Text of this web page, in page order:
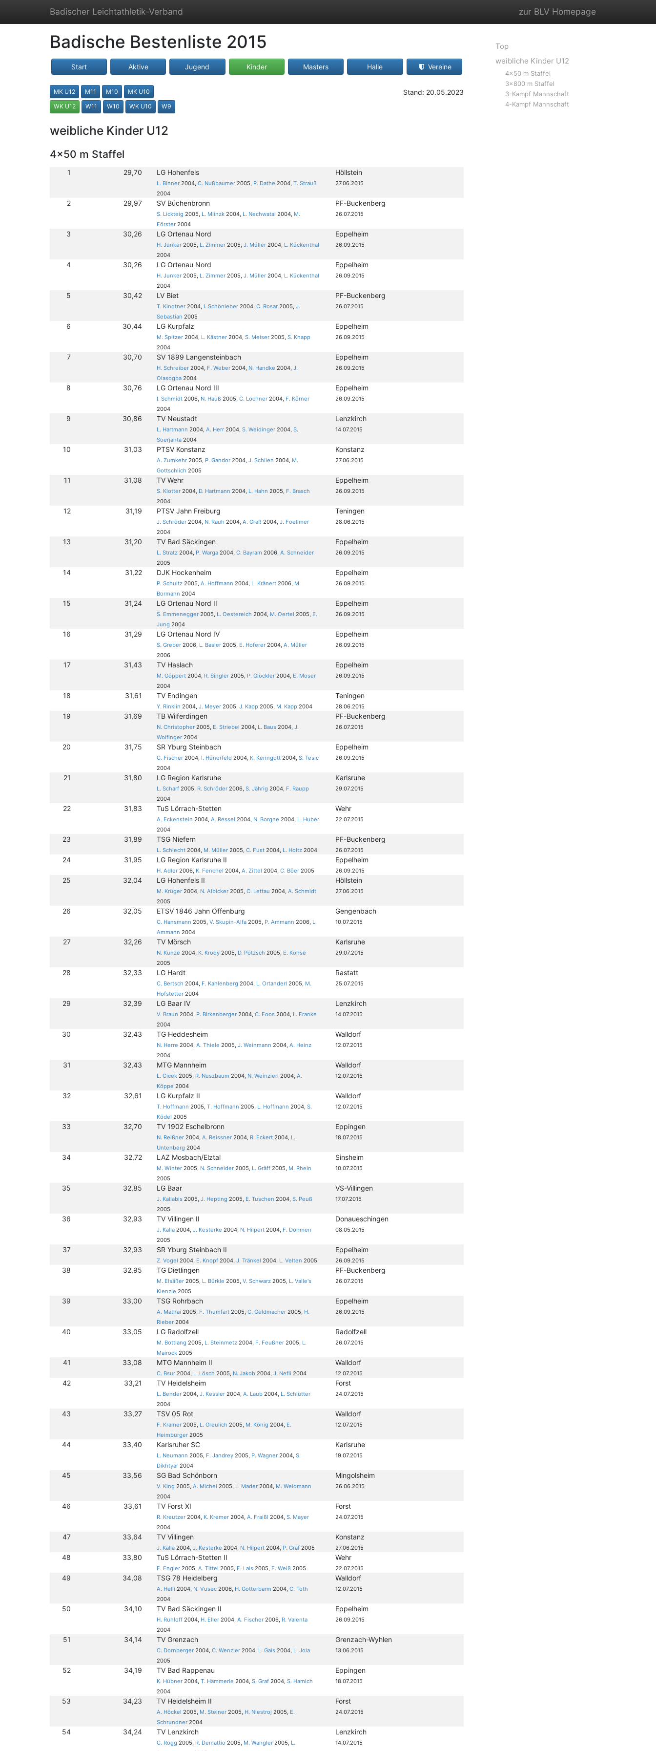
Badischer Leichtathletik-Verband zur BLV Homepage
Badische Bestenliste 2015
Start Aktive Jugend Kinder Masters Halle Vereine
Stand: 20.05.2023
MK U12 M11 M10 MK U10
WK U12 W11 W10 WK U10 W9
weibliche Kinder U12
4x50 m Staffel
1 29,70 LG Hohenfels
L. Binner 2004,C. Nußbaumer 2005, P. Dathe 2004,T. Strauß
2004
Höllstein
27.06.2015
2 29,97 SV Büchenbronn
S. Lickteig 2005, L. Mlinzk 2004, L. Nechwatal 2004, M.
Förster 2004
PF-Buckenberg
26.07.2015
3 30,26 LG Ortenau Nord
H. Junker 2005, L. Zimmer 2005,J. Müller 2004, L. Kückenthal
2004
Eppelheim
26.09.2015
4 30,26 LG Ortenau Nord
H. Junker 2005, L. Zimmer 2005,J. Müller 2004, L. Kückenthal
2004
Eppelheim
26.09.2015
5 30,42 LV Biet
T. Kindtner 2004, I. Schönleber 2004,C. Rosar 2005,J.
Sebastian 2005
PF-Buckenberg
26.07.2015
6 30,44 LG Kurpfalz
M. Spitzer 2004, L. Kästner 2004,S. Meiser 2005,S. Knapp
2004
Eppelheim
26.09.2015
7 30,70 SV 1899 Langensteinbach
H. Schreiber 2004, F. Weber 2004, N. Handke 2004,J.
Olasogba 2004
Eppelheim
26.09.2015
8 30,76 LG Ortenau Nord III
I. Schmidt 2006, N. Hauß 2005,C. Lochner 2004, F. Körner
2004
Eppelheim
26.09.2015
9 30,86 TV Neustadt
L. Hartmann 2004,A. Herr 2004,S. Weidinger 2004,S.
Soerjanta 2004
Lenzkirch
14.07.2015
10 31,03 PTSV Konstanz
A. Zumkehr 2005, P. Gandor 2004,J. Schlien 2004, M.
Gottschlich 2005
Konstanz
27.06.2015
11 31,08 TV Wehr
S. Klotter 2004, D. Hartmann 2004, L. Hahn 2005, F. Brasch
2004
Eppelheim
26.09.2015
12 31,19 PTSV Jahn Freiburg
J. Schröder 2004, N. Rauh 2004,A. Graß 2004,J. Foellmer
2004
Teningen
28.06.2015
13 31,20 TV Bad Säckingen
L. Stratz 2004, P. Warga 2004,C. Bayram 2006,A. Schneider
2005
Eppelheim
26.09.2015
14 31,22 DJK Hockenheim
P. Schultz 2005,A. Hoffmann 2004, L. Kränert 2006, M.
Bormann 2004
Eppelheim
26.09.2015
15 31,24 LG Ortenau Nord II
S. Emmenegger 2005, L. Oestereich 2004, M. Oertel 2005, E.
Jung 2004
Eppelheim
26.09.2015
16 31,29 LG Ortenau Nord IV
S. Greber 2006, L. Basler 2005, E. Hoferer 2004,A. Müller
2006
Eppelheim
26.09.2015
17 31,43 TV Haslach
M. Göppert 2004, R. Singler 2005, P. Glöckler 2004, E. Moser
2004
Eppelheim
26.09.2015
18 31,61 TV Endingen
Y. Rinklin 2004,J. Meyer 2005,J. Kapp 2005, M. Kapp 2004
Teningen
28.06.2015
19 31,69 TB Wilferdingen
N. Christopher 2005, E. Striebel 2004, L. Baus 2004,J.
Wolfinger 2004
PF-Buckenberg
26.07.2015
20 31,75 SR Yburg Steinbach
C. Fischer 2004, I. Hünerfeld 2004, K. Kenngott 2004,S. Tesic
2004
Eppelheim
26.09.2015
21 31,80 LG Region Karlsruhe
L. Scharf 2005, R. Schröder 2006,S. Jährig 2004, F. Raupp
2004
Karlsruhe
29.07.2015
22 31,83 TuS Lörrach-Stetten
A. Eckenstein 2004,A. Ressel 2004, N. Borgne 2004, L. Huber
2004
Wehr
22.07.2015
23 31,89 TSG Niefern
L. Schlecht 2004, M. Müller 2005,C. Fust 2004, L. Holtz 2004
PF-Buckenberg
26.07.2015
24 31,95 LG Region Karlsruhe II
H. Adler 2006, K. Fenchel 2004,A. Zittel 2004,C. Böer 2005
Eppelheim
26.09.2015
25 32,04 LG Hohenfels II
M. Krüger 2004, N. Albicker 2005,C. Lettau 2004,A. Schmidt
2005
Höllstein
27.06.2015
26 32,05 ETSV 1846 Jahn Offenburg
C. Hansmann 2005,V. Skupin-Alfa 2005, P. Ammann 2006, L.
Ammann 2004
Gengenbach
10.07.2015
27 32,26 TV Mörsch
N. Kunze 2004, K. Krody 2005, D. Pötzsch 2005, E. Kohse
2005
Karlsruhe
29.07.2015
28 32,33 LG Hardt
C. Bertsch 2004, F. Kahlenberg 2004, L. Ortanderl 2005, M.
Hofstetter 2004
Rastatt
25.07.2015
29 32,39 LG Baar IV
V. Braun 2004, P. Birkenberger 2004,C. Foos 2004, L. Franke
2004
Lenzkirch
14.07.2015
30 32,43 TG Heddesheim
N. Herre 2004,A. Thiele 2005,J. Weinmann 2004,A. Heinz
2004
Walldorf
12.07.2015
31 32,43 MTG Mannheim
L. Cicek 2005, R. Nuszbaum 2004, N. Weinzierl 2004,A.
Köppe 2004
Walldorf
12.07.2015
32 32,61 LG Kurpfalz II
T. Hoffmann 2005,T. Hoffmann 2005, L. Hoffmann 2004,S.
Ködel 2005
Walldorf
12.07.2015
33 32,70 TV 1902 Eschelbronn
N. Reißner 2004,A. Reissner 2004, R. Eckert 2004, L.
Untenberg 2004
Eppingen
18.07.2015
34 32,72 LAZ Mosbach/Elztal
M. Winter 2005, N. Schneider 2005, L. Gräff 2005, M. Rhein
2005
Sinsheim
10.07.2015
35 32,85 LG Baar
J. Kallabis 2005,J. Hepting 2005, E. Tuschen 2004,S. Peuß
2005
VS-Villingen
17.07.2015
36 32,93 TV Villingen II
J. Kalla 2004,J. Kesterke 2004, N. Hilpert 2004, F. Dohmen
2005
Donaueschingen
08.05.2015
37 32,93 SR Yburg Steinbach II
Z. Vogel 2004, E. Knopf 2004,J. Tränkel 2004, L. Velten 2005
Eppelheim
26.09.2015
38 32,95 TG Dietlingen
M. Elsäßer 2005, L. Bürkle 2005,V. Schwarz 2005, L. Valle's
Kienzle 2005
PF-Buckenberg
26.07.2015
39 33,00 TSG Rohrbach
A. Mathai 2005, F. Thumfart 2005,C. Geldmacher 2005, H.
Rieber 2004
Eppelheim
26.09.2015
40 33,05 LG Radolfzell
M. Bottlang 2005, L. Steinmetz 2004, F. Feußner 2005, L.
Mairock 2005
Radolfzell
26.07.2015
41 33,08 MTG Mannheim II
C. Bsur 2004, L. Lösch 2005, N. Jakob 2004,J. Nefli 2004
Walldorf
12.07.2015
42 33,21 TV Heidelsheim
L. Bender 2004,J. Kessler 2004,A. Laub 2004, L. Schlütter
2004
Forst
24.07.2015
43 33,27 TSV 05 Rot
F. Kramer 2005, L. Greulich 2005, M. König 2004, E.
Heimburger 2005
Walldorf
12.07.2015
44 33,40 Karlsruher SC
L. Neumann 2005, F. Jandrey 2005, P. Wagner 2004,S.
Dikhtyar 2004
Karlsruhe
19.07.2015
45 33,56 SG Bad Schönborn
V. King 2005,A. Michel 2005, L. Mader 2004, M. Weidmann
2004
Mingolsheim
26.06.2015
46 33,61 TV Forst XI
R. Kreutzer 2004, K. Kremer 2004,A. Fraißl 2004,S. Mayer
2004
Forst
24.07.2015
47 33,64 TV Villingen
J. Kalla 2004,J. Kesterke 2004, N. Hilpert 2004, P. Graf 2005
Konstanz
27.06.2015
48 33,80 TuS Lörrach-Stetten II
F. Engler 2005,A. Tittel 2005, F. Lais 2005, E. Weiß 2005
Wehr
22.07.2015
49 34,08 TSG 78 Heidelberg
A. Helli 2004, N. Vusec 2006, H. Gotterbarm 2004,C. Toth
2004
Walldorf
12.07.2015
50 34,10 TV Bad Säckingen II
H. Ruhloff 2004, H. Eller 2004,A. Fischer 2006, R. Valenta
2004
Eppelheim
26.09.2015
51 34,14 TV Grenzach
C. Dornberger 2004,C. Wenzler 2004, L. Gais 2004, L. Jola
2005
Grenzach-Wyhlen
13.06.2015
52 34,19 TV Bad Rappenau
K. Hübner 2004,T. Hämmerle 2004,S. Graf 2004,S. Hamich
2004
Eppingen
18.07.2015
53 34,23 TV Heidelsheim II
A. Höckel 2005, M. Steiner 2005, H. Niestroj 2005, E.
Schrundner 2004
Forst
24.07.2015
54 34,24 TV Lenzkirch
C. Rogg 2005, R. Demattio 2005, M. Wangler 2005, L.
Lenzkirch
14.07.2015
Top
weibliche Kinder U12
4x50 m Staffel
3x800 m Staffel
3-Kampf Mannschaft
4-Kampf Mannschaft